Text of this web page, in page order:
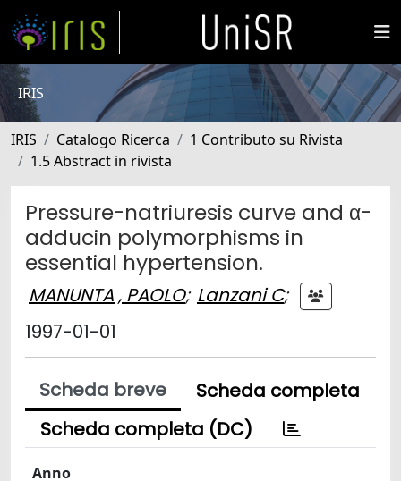
IRIS
IRIS Catalogo Ricerca
1 Contributo su Rivista
1.5 Abstract in rivista
Pressure-natriuresis curve and α-
adducin polymorphisms in
essential hypertension.
MANUNTA , PAOLO; Lanzani C;
1997-01-01
Scheda breve
Scheda completa
Scheda completa (DC)
Anno